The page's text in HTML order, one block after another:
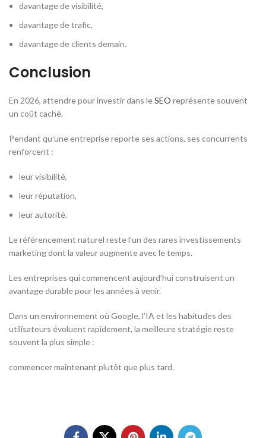
davantage de visibilité,
davantage de trafic,
davantage de clients demain.
Conclusion
En 2026, attendre pour investir dans leSEO représente souvent
un coût caché.
Pendant qu’une entreprise reporte ses actions, ses concurrents
renforcent :
leur visibilité,
leur réputation,
leur autorité.
Le référencement naturel reste l’un des rares investissements
marketing dont la valeur augmente avec le temps.
Les entreprises qui commencent aujourd’hui construisent un
avantage durable pour les années à venir.
Dans un environnement où Google, l’IA et les habitudes des
utilisateurs évoluent rapidement, la meilleure stratégie reste
souvent la plus simple :
commencer maintenant plutôt que plus tard.